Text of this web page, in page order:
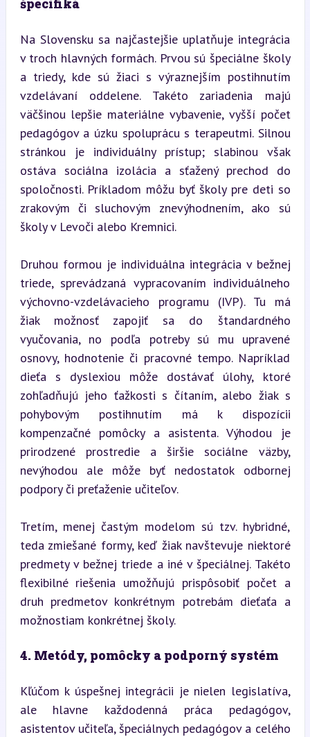
špecifiká
Na Slovensku sa najčastejšie uplatňuje integrácia
v troch hlavných formách. Prvou sú špeciálne školy
a triedy, kde sú žiaci s výraznejším postihnutím
vzdelávaní oddelene. Takéto zariadenia majú
väčšinou lepšie materiálne vybavenie, vyšší počet
pedagógov a úzku spoluprácu s terapeutmi. Silnou
stránkou je individuálny prístup; slabinou však
ostáva sociálna izolácia a sťažený prechod do
spoločnosti. Príkladom môžu byť školy pre deti so
zrakovým či sluchovým znevýhodnením, ako sú
školy v Levoči alebo Kremnici.
Druhou formou je individuálna integrácia v bežnej
triede, sprevádzaná vypracovaním individuálneho
výchovno-vzdelávacieho programu (IVP). Tu má
žiak možnosť zapojiť sa do štandardného
vyučovania, no podľa potreby sú mu upravené
osnovy, hodnotenie či pracovné tempo. Napríklad
dieťa s dyslexiou môže dostávať úlohy, ktoré
zohľadňujú jeho ťažkosti s čítaním, alebo žiak s
pohybovým postihnutím má k dispozícii
kompenzačné pomôcky a asistenta. Výhodou je
prirodzené prostredie a širšie sociálne väzby,
nevýhodou ale môže byť nedostatok odbornej
podpory či preťaženie učiteľov.
Tretím, menej častým modelom sú tzv. hybridné,
teda zmiešané formy, keď žiak navštevuje niektoré
predmety v bežnej triede a iné v špeciálnej. Takéto
flexibilné riešenia umožňujú prispôsobiť počet a
druh predmetov konkrétnym potrebám dieťaťa a
možnostiam konkrétnej školy.
4. Metódy, pomôcky a podporný systém
Kľúčom k úspešnej integrácii je nielen legislatíva,
ale hlavne každodenná práca pedagógov,
asistentov učiteľa, špeciálnych pedagógov a celého